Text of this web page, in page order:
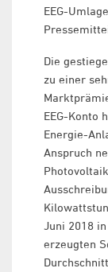
EEG-
Die
zu einer
EEG-Konto
Energie-
Anspruch
Juni 2018
erzeugten